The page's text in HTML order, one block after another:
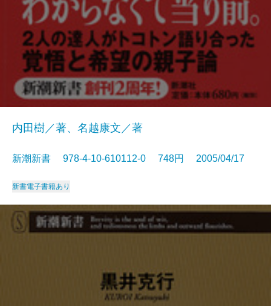
内田樹／著、名越康文／著
新潮新書 978-4-10-610112-0 748円 2005/04/17
新書電子書籍あり